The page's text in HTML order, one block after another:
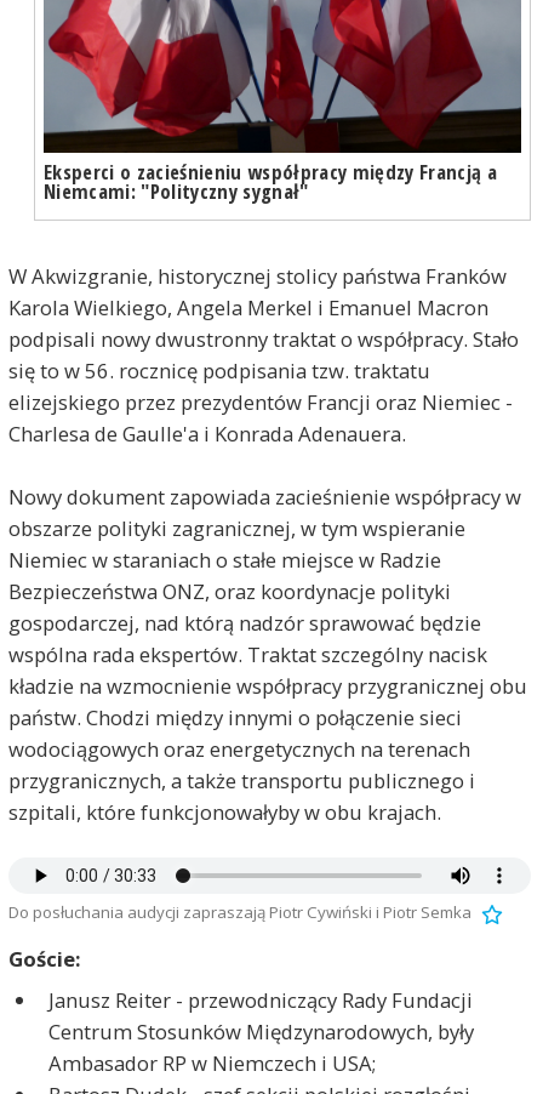
Eksperci o zacieśnieniu współpracy między Francją a
Niemcami: "Polityczny sygnał"
W Akwizgranie, historycznej stolicy państwa Franków
Karola Wielkiego, Angela Merkel i Emanuel Macron
podpisali nowy dwustronny traktat o współpracy. Stało
się to w 56. rocznicę podpisania tzw. traktatu
elizejskiego przez prezydentów Francji oraz Niemiec -
Charlesa de Gaulle'a i Konrada Adenauera.
Nowy dokument zapowiada zacieśnienie współpracy w
obszarze polityki zagranicznej, w tym wspieranie
Niemiec w staraniach o stałe miejsce w Radzie
Bezpieczeństwa ONZ, oraz koordynacje polityki
gospodarczej, nad którą nadzór sprawować będzie
wspólna rada ekspertów. Traktat szczególny nacisk
kładzie na wzmocnienie współpracy przygranicznej obu
państw. Chodzi między innymi o połączenie sieci
wodociągowych oraz energetycznych na terenach
przygranicznych, a także transportu publicznego i
szpitali, które funkcjonowałyby w obu krajach.
Do posłuchania audycji zapraszają Piotr Cywiński i Piotr Semka
Goście:
Janusz Reiter - przewodniczący Rady Fundacji
Centrum Stosunków Międzynarodowych, były
Ambasador RP w Niemczech i USA;